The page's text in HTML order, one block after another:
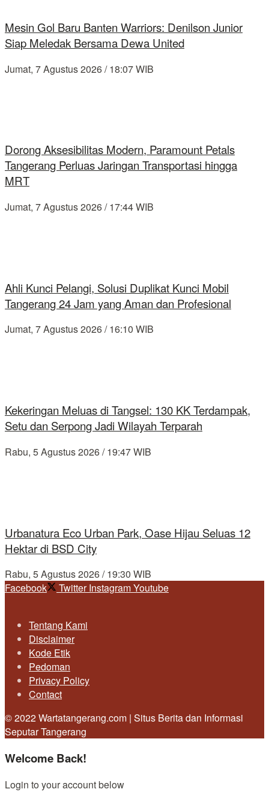
Mesin Gol Baru Banten Warriors: Denilson Junior
Siap Meledak Bersama Dewa United
Jumat, 7 Agustus 2026 / 18:07 WIB
Dorong Aksesibilitas Modern, Paramount Petals
Tangerang Perluas Jaringan Transportasi hingga
MRT
Jumat, 7 Agustus 2026 / 17:44 WIB
Ahli Kunci Pelangi, Solusi Duplikat Kunci Mobil
Tangerang 24 Jam yang Aman dan Profesional
Jumat, 7 Agustus 2026 / 16:10 WIB
Kekeringan Meluas di Tangsel: 130 KK Terdampak,
Setu dan Serpong Jadi Wilayah Terparah
Rabu, 5 Agustus 2026 / 19:47 WIB
Urbanatura Eco Urban Park, Oase Hijau Seluas 12
Hektar di BSD City
Rabu, 5 Agustus 2026 / 19:30 WIB
Facebook
Twitter InstagramYoutube
Tentang Kami
Disclaimer
Kode Etik
Pedoman
Privacy Policy
Contact
© 2022 Wartatangerang.com | Situs Berita dan Informasi
Seputar Tangerang
Welcome Back!
Login to your account below